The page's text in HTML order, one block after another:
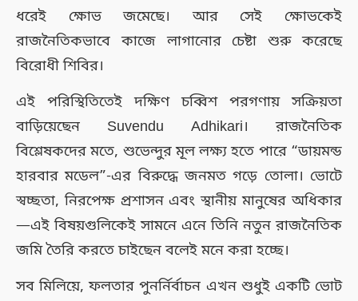
ধরেই ক্ষোভ জমেছে। আর সেই ক্ষোভকেই
রাজনৈতিকভাবে কাজে লাগানোর চেষ্টা শুরু করেছে
বিরোধী শিবির।
এই পরিস্থিতিতেই দক্ষিণ চব্বিশ পরগণায় সক্রিয়তা
বাড়িয়েছেন Suvendu Adhikari। রাজনৈতিক
বিশ্লেষকদের মতে, শুভেন্দুর মূল লক্ষ্য হতে পারে “ডায়মন্ড
হারবার মডেল”-এর বিরুদ্ধে জনমত গড়ে তোলা। ভোটে
স্বচ্ছতা, নিরপেক্ষ প্রশাসন এবং স্থানীয় মানুষের অধিকার
—এই বিষয়গুলিকেই সামনে এনে তিনি নতুন রাজনৈতিক
জমি তৈরি করতে চাইছেন বলেই মনে করা হচ্ছে।
সব মিলিয়ে, ফলতার পুনর্নির্বাচন এখন শুধুই একটি ভোট